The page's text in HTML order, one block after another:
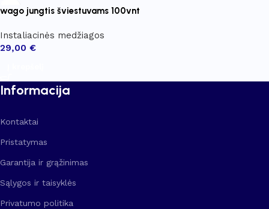
wago jungtis šviestuvams 100vnt
Instaliacinės medžiagos
29,00 €
Informacija
Kontaktai
Pristatymas
Garantija ir grąžinimas
Sąlygos ir taisyklės
Privatumo politika